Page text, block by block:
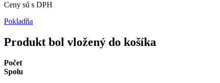
Ceny sú s DPH
Pokladňa
Produkt bol vložený do košíka
Počet
Spolu